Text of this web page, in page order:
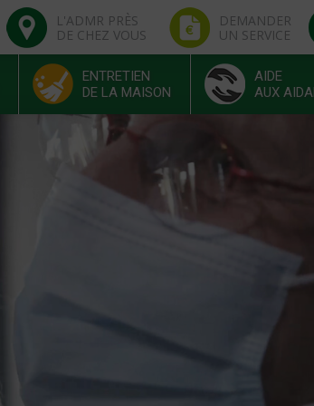
L'ADMR PRÈS
DE CHEZ VOUS
DEMANDER
UN SERVICE
ENTRETIEN
DE LA MAISON
AIDE
AUX